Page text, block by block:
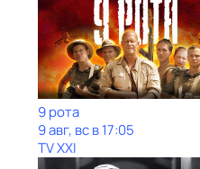
9 рота
9 авг, вс в 17:05
TV XXI